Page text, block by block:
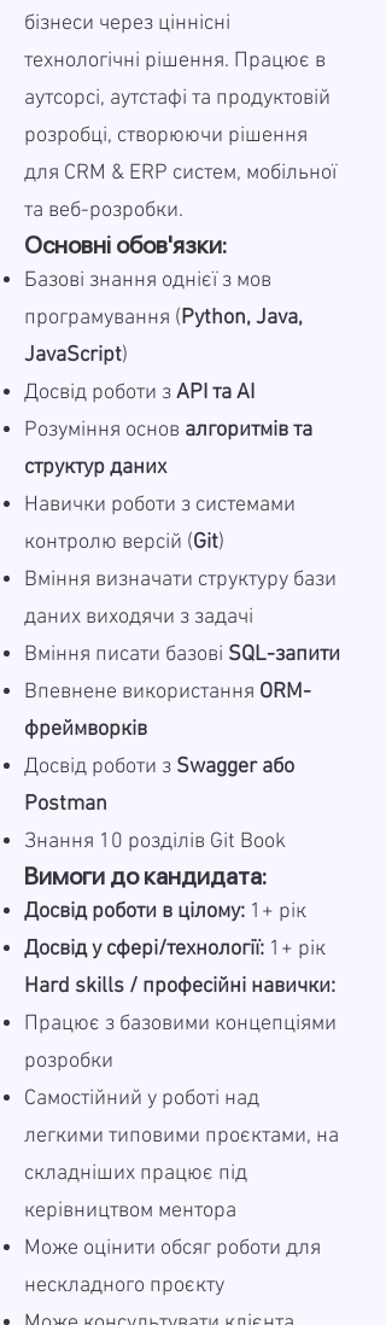
бізнеси через ціннісні
технологічні рішення. Працює в
аутсорсі, аутстафі та продуктовій
розробці, створюючи рішення
для CRM & ERP систем, мобільної
та веб-розробки.
Основні обов'язки:
Базові знання однієї з мов
програмування (Python, Java,
JavaScript)
Досвід роботи зAPI та AI
Розуміння основ алгоритмів та
структур даних
Навички роботи з системами
контролю версій (Git)
Вміння визначати структуру бази
даних виходячи з задачі
Вміння писати базові SQL-запити
Впевнене використання ORM-
фреймворків
Досвід роботи з Swagger або
Postman
Знання 10 розділів Git Book
Вимоги до кандидата:
Досвід роботи в цілому: 1+ рік
Досвід у сфері/технології: 1+ рік
Hard skills / професійні навички:
Працює з базовими концепціями
розробки
Самостійний у роботі над
легкими типовими проєктами, на
складніших працює під
керівництвом ментора
Може оцінити обсяг роботи для
нескладного проєкту